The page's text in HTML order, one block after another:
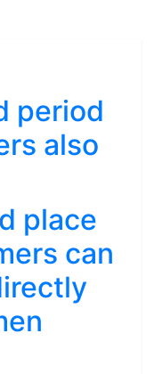
period
also
place
can